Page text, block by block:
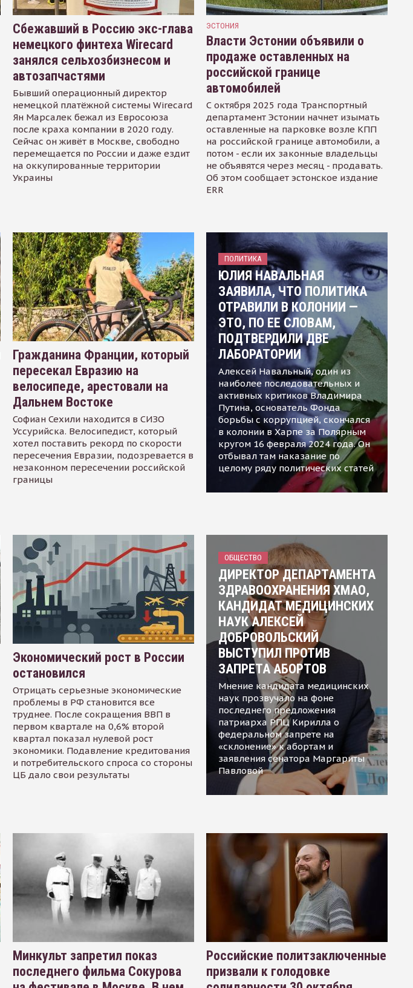
Сбежавший в Россию экс-глава
немецкого финтеха Wirecard
занялся сельхозбизнесом и
автозапчастями
Бывший операционный директор
немецкой платёжной системы Wirecard
Ян Марсалек бежал из Евросоюза
после краха компании в 2020 году.
Сейчас он живёт в Москве, свободно
перемещается по России и даже ездит
на оккупированные территории
Украины
ЭСТОНИЯ
Власти Эстонии объявили о
продаже оставленных на
российской границе
автомобилей
С октября 2025 года Транспортный
департамент Эстонии начнет изымать
оставленные на парковке возле КПП
на российской границе автомобили, а
потом - если их законные владельцы
не объявятся через месяц - продавать.
Об этом сообщает эстонское издание
ERR
Гражданина Франции, который
пересекал Евразию на
велосипеде, арестовали на
Дальнем Востоке
Софиан Сехили находится в СИЗО
Уссурийска. Велосипедист, который
хотел поставить рекорд по скорости
пересечения Евразии, подозревается в
незаконном пересечении российской
границы
ПОЛИТИКА
ЮЛИЯ НАВАЛЬНАЯ
ЗАЯВИЛА, ЧТО ПОЛИТИКА
ОТРАВИЛИ В КОЛОНИИ —
ЭТО, ПО ЕЕ СЛОВАМ,
ПОДТВЕРДИЛИ ДВЕ
ЛАБОРАТОРИИ
Алексей Навальный, один из
наиболее последовательных и
активных критиков Владимира
Путина, основатель Фонда
борьбы с коррупцией, скончался
в колонии в Харпе за Полярным
кругом 16 февраля 2024 года. Он
отбывал там наказание по
целому ряду политических статей
Экономический рост в России
остановился
Отрицать серьезные экономические
проблемы в РФ становится все
труднее. После сокращения ВВП в
первом квартале на 0,6% второй
квартал показал нулевой рост
экономики. Подавление кредитования
и потребительского спроса со стороны
ЦБ дало свои результаты
ОБЩЕСТВО
ДИРЕКТОР ДЕПАРТАМЕНТА
ЗДРАВООХРАНЕНИЯ ХМАО,
КАНДИДАТ МЕДИЦИНСКИХ
НАУК АЛЕКСЕЙ
ДОБРОВОЛЬСКИЙ
ВЫСТУПИЛ ПРОТИВ
ЗАПРЕТА АБОРТОВ
Мнение кандидата медицинских
наук прозвучало на фоне
последнего предложения
патриарха РПЦ Кирилла о
федеральном запрете на
«склонение» к абортам и
заявления сенатора Маргариты
Павловой
Минкульт запретил показ
последнего фильма Сокурова
Российские политзаключенные
призвали к голодовке